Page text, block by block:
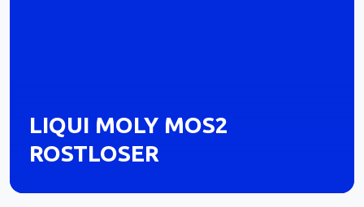
LIQUI MOLY MOS2
ROSTLOSER